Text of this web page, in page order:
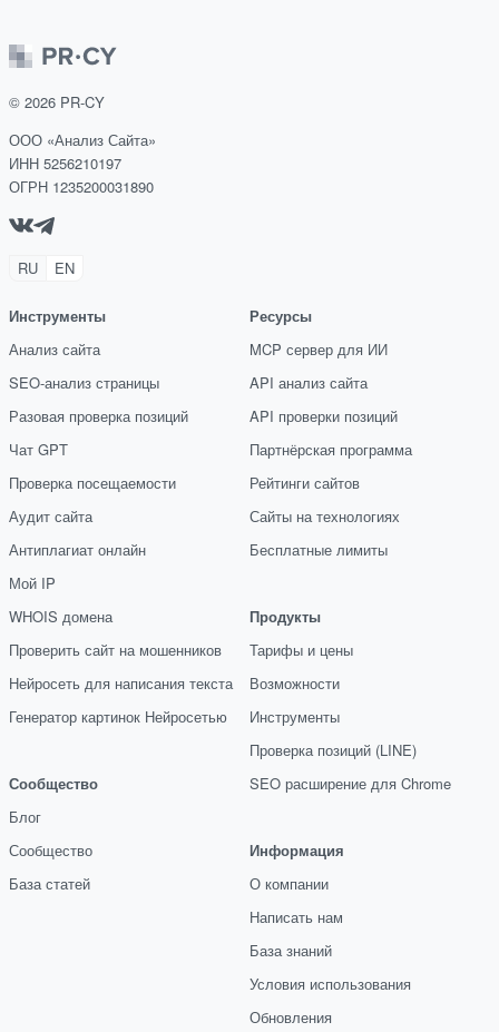
© 2026 PR-CY
ООО «Анализ Сайта»
ИНН 5256210197
ОГРН 1235200031890
RU EN
Инструменты
Анализ сайта
SEO-анализ страницы
Разовая проверка позиций
Чат GPT
Проверка посещаемости
Аудит сайта
Антиплагиат онлайн
Мой IP
WHOIS домена
Проверить сайт на мошенников
Нейросеть для написания текста
Генератор картинок Нейросетью
Сообщество
Блог
Сообщество
База статей
Ресурсы
MCP сервер для ИИ
API анализ сайта
API проверки позиций
Партнёрская программа
Рейтинги сайтов
Сайты на технологиях
Бесплатные лимиты
Продукты
Тарифы и цены
Возможности
Инструменты
Проверка позиций (LINE)
SEO расширение для Chrome
Информация
О компании
Написать нам
База знаний
Условия использования
Обновления